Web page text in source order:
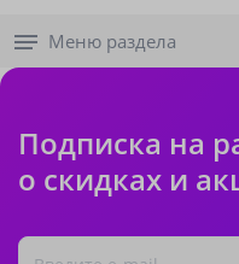
Меню раздела
Подписка на
о скидках и